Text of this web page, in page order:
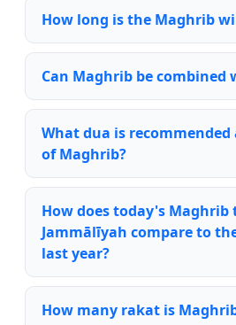
How long is the Maghrib
Can Maghrib be combined
What dua is
of Maghrib?
How does today's Maghrib
Jammālīyah compare to
last year?
How many rakat is